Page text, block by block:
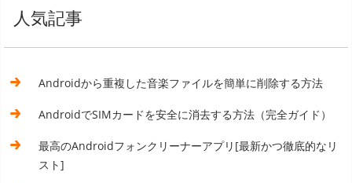
人気記事
Androidから重複した音楽ファイルを簡単に削除する方法
AndroidでSIMカードを安全に消去する方法（完全ガイド）
最高のAndroidフォンクリーナーアプリ[最新かつ徹底的なリ
スト]